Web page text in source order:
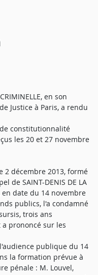
en son
Justice à Paris, a rendu
constitutionnalité
les 20 et 27 novembre
2 décembre 2013, formé
de SAINT-DENIS DE LA
en date du 14 novembre
publics, l'a condamné
trois ans
prononcé sur les
publique du 14
la formation prévue à
pénale : M. Louvel,